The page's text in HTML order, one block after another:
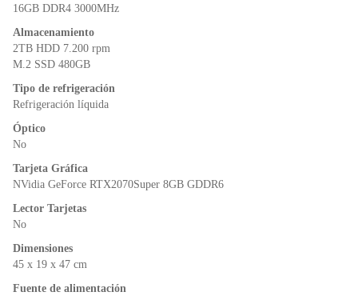
16GB DDR4 3000MHz
Almacenamiento
2TB HDD 7.200 rpm
M.2 SSD 480GB
Tipo de refrigeración
Refrigeración líquida
Óptico
No
Tarjeta Gráfica
NVidia GeForce RTX2070Super 8GB GDDR6
Lector Tarjetas
No
Dimensiones
45 x 19 x 47 cm
Fuente de alimentación